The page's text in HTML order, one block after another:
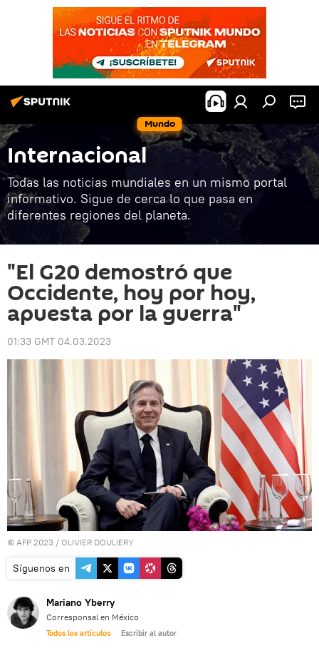
Mundo
Internacional
Todas las noticias mundiales en un mismo portal
informativo. Sigue de cerca lo que pasa en
diferentes regiones del planeta.
"El G20 demostró que
Occidente, hoy por hoy,
apuesta por la guerra"
01:33 GMT 04.03.2023
© AFP 2023 / OLIVIER DOULIERY
Síguenos en
Mariano Yberry
Corresponsal en México
Todos los artículos Escribir al autor